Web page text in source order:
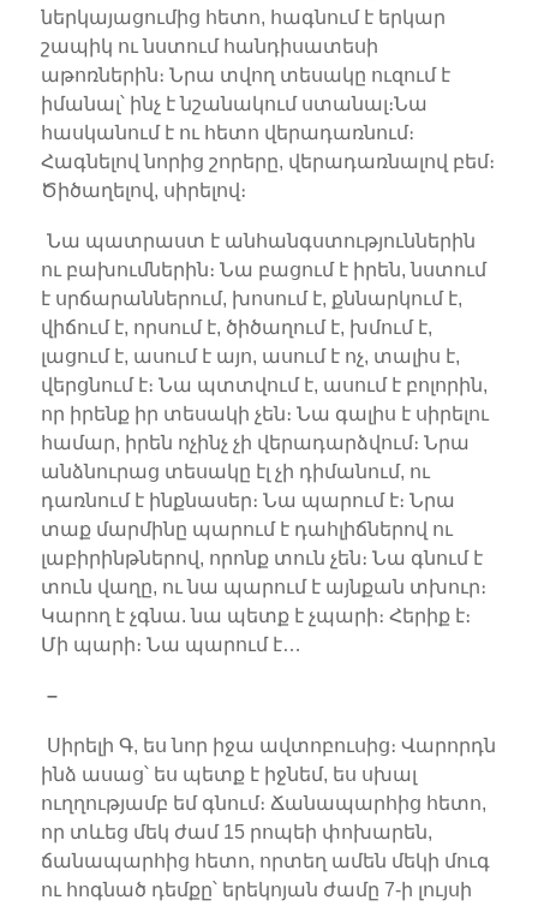
ներկայացումից հետո, հագնում է երկար
շապիկ ու նստում հանդիսատեսի
աթոռներին։ Նրա տվող տեսակը ուզում է
իմանալ՝ ինչ է նշանակում ստանալ։Նա
հասկանում է ու հետո վերադառնում։
Հագնելով նորից շորերը, վերադառնալով բեմ։
Ծիծաղելով, սիրելով։
Նա պատրաստ է անհանգստություններին
ու բախումներին։ Նա բացում է իրեն, նստում
է սրճարաններում, խոսում է, քննարկում է,
վիճում է, որսում է, ծիծաղում է, խմում է,
լացում է, ասում է այո, ասում է ոչ, տալիս է,
վերցնում է։ Նա պտտվում է, ասում է բոլորին,
որ իրենք իր տեսակի չեն։ Նա գալիս է սիրելու
համար, իրեն ոչինչ չի վերադարձվում։ Նրա
անձնուրաց տեսակը էլ չի դիմանում, ու
դառնում է ինքնասեր։ Նա պարում է։ Նրա
տաք մարմինը պարում է դահլիճներով ու
լաբիրինթներով, որոնք տուն չեն։ Նա գնում է
տուն վաղը, ու նա պարում է այնքան տխուր։
Կարող է չգնա. նա պետք է չպարի։ Հերիք է։
Մի պարի։ Նա պարում է…
–
Սիրելի Գ, ես նոր իջա ավտոբուսից։ Վարորդն
ինձ ասաց՝ ես պետք է իջնեմ, ես սխալ
ուղղությամբ եմ գնում։ Ճանապարհից հետո,
որ տևեց մեկ ժամ 15 րոպեի փոխարեն,
ճանապարհից հետո, որտեղ ամեն մեկի մուգ
ու հոգնած դեմքը՝ երեկոյան ժամը 7-ի լույսի